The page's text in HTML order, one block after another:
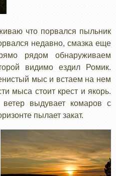
что порвался пыльник
недавно, смазка еще
рядом обнаруживаем
видимо ездил Ромик.
мыс и встаем на нем
мыса стоит крест и якорь.
выдувает комаров с
пылает закат.